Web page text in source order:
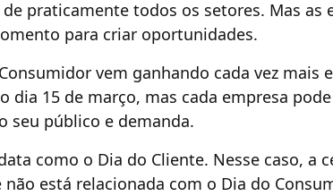
praticamente todos os setores. Mas as
para criar oportunidades.
vem ganhando cada vez mais
dia 15 de março, mas cada empresa
seu público e demanda.
como o Dia do Cliente. Nesse caso, a
está relacionada com o Dia do